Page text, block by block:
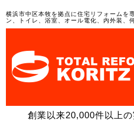
横浜市中区本牧を拠点に住宅リフォームを
ン、トイレ、浴室、オール電化、内外装、
創業以来20,000件以上の